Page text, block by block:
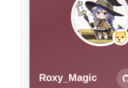
Roxy_Magic